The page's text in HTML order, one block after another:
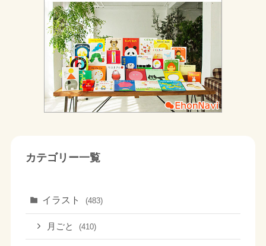
カテゴリー一覧
イラスト (483)
月ごと (410)